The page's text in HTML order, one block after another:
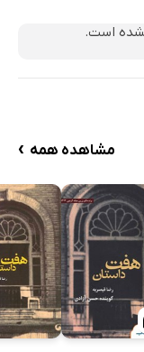
است.
مشاهده همه ›